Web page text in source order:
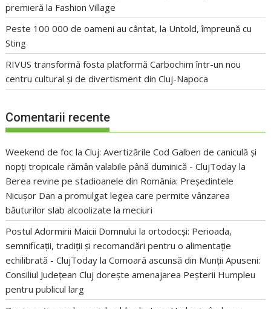
premieră la Fashion Village
Peste 100 000 de oameni au cântat, la Untold, împreună cu
Sting
RIVUS transformă fosta platformă Carbochim într-un nou
centru cultural și de divertisment din Cluj-Napoca
Comentarii recente
Weekend de foc la Cluj: Avertizările Cod Galben de caniculă și
nopți tropicale rămân valabile până duminică - ClujToday la
Berea revine pe stadioanele din România: Președintele
Nicușor Dan a promulgat legea care permite vânzarea
băuturilor slab alcoolizate la meciuri
Postul Adormirii Maicii Domnului la ortodocși: Perioada,
semnificații, tradiții și recomandări pentru o alimentație
echilibrată - ClujToday laComoară ascunsă din Munții Apuseni:
Consiliul Județean Cluj dorește amenajarea Peșterii Humpleu
pentru publicul larg